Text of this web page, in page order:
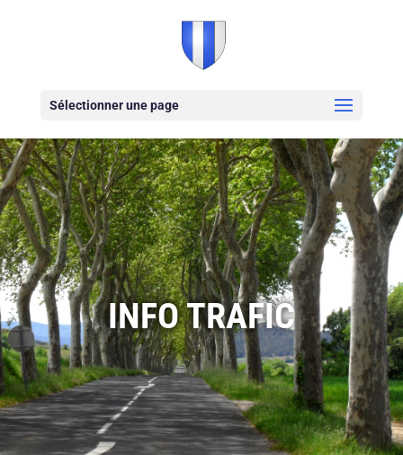
Sélectionner une page
INFO TRAFIC